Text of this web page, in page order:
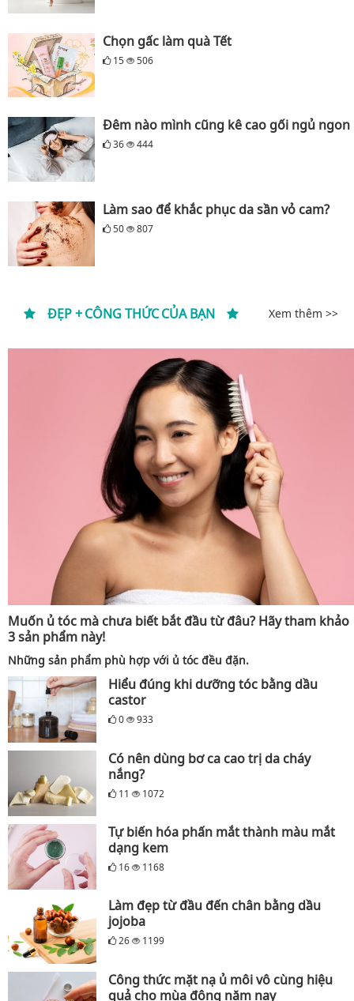
Chọn gấc làm quà Tết
15 506
Đêm nào mình cũng kê cao gối ngủ ngon
36 444
Làm sao để khắc phục da sần vỏ cam?
50 807
ĐẸP + CÔNG THỨC CỦA BẠN Xem thêm >>
Muốn ủ tóc mà chưa biết bắt đầu từ đâu? Hãy tham khảo
3 sản phẩm này!
Những sản phẩm phù hợp với ủ tóc đều đặn.
Hiểu đúng khi dưỡng tóc bằng dầu
castor
0 933
Có nên dùng bơ ca cao trị da cháy
nắng?
11 1072
Tự biến hóa phấn mắt thành màu mắt
dạng kem
16 1168
Làm đẹp từ đầu đến chân bằng dầu
jojoba
26 1199
Công thức mặt nạ ủ môi vô cùng hiệu
quả cho mùa đông năm nay